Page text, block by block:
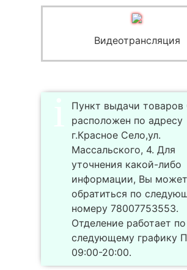
Видеотрансляция
Пункт выдачи
расположен по адресу
г.Красное Село,ул.
Массальского, 4. Для
уточнения какой-либо
информации, Вы
обратиться по
номеру 78007753553.
Отделение работает по
следующему графику
09:00-20:00.